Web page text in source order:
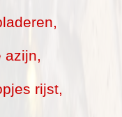
azijn,
rijst,